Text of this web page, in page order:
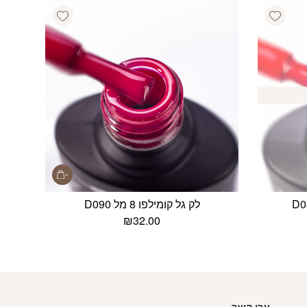
Add wishlist
Add wishlist
לק גל קומילפו 8 מל D090
₪32.00